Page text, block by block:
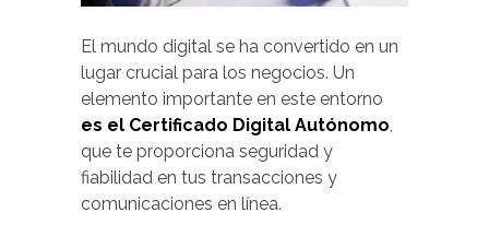
El mundo digital se ha convertido en un
lugar crucial para los negocios. Un
elemento importante en este entorno
es el Certificado Digital Autónomo,
que te proporciona seguridad y
fiabilidad en tus transacciones y
comunicaciones en línea.